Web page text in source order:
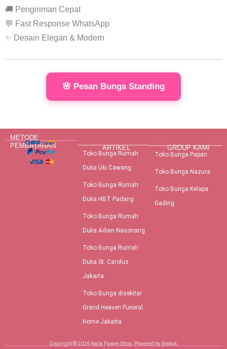
🚚 Pengiriman Cepat
💬 Fast Response WhatsApp
✨ Desain Elegan & Modern
🌸 Pesan Bunga Standing
METODE
PEMBAYARAN
ARTIKEL
Toko Bunga Rumah
Duka Uki Cawang
Toko Bunga Rumah
Duka HBT Padang
Toko Bunga Rumah
Duka Adian Nasonang
Toko Bunga Rumah
Duka St. Carolus
Jakarta
Toko Bunga disekitar
Grand Heaven Funeral
Home Jakarta
GROUP KAMI
Toko Bunga Papan
Toko Bunga Nazura
Toko Bunga Kelapa
Gading
Copyright © 2026 Najla Flower Shop. Powered by Boekik.